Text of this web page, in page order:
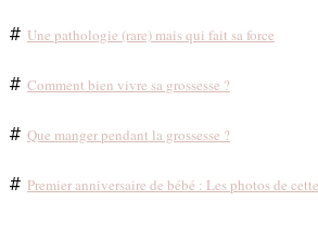
# Une pathologie (rare) mais qui fait sa force
# Comment bien vivre sa grossesse ?
# Que manger pendant la grossesse ?
# Premier anniversaire de bébé : Les photos de